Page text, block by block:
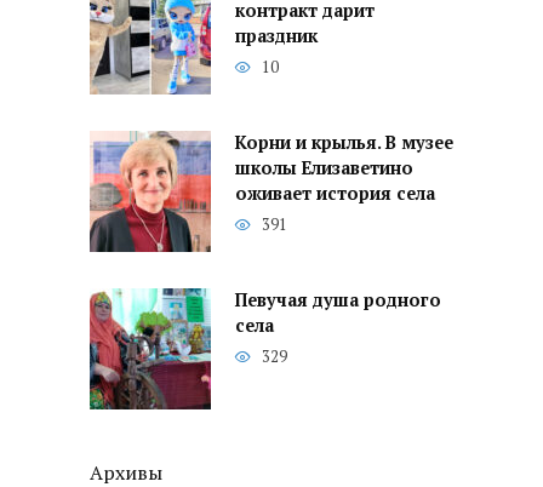
контракт дарит
праздник
10
Корни и крылья. В музее
школы Елизаветино
оживает история села
391
Певучая душа родного
села
329
Архивы